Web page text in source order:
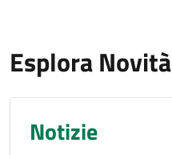
Esplora Novità
Notizie